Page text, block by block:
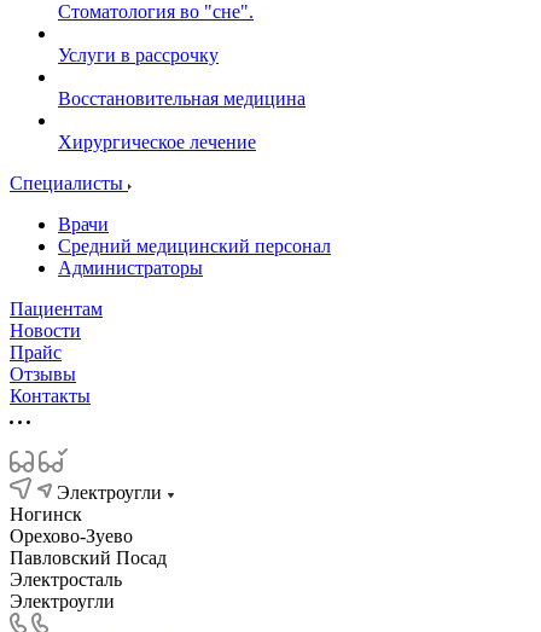
Стоматология во "сне".
Услуги в рассрочку
Восстановительная медицина
Хирургическое лечение
Специалисты
Врачи
Средний медицинский персонал
Администраторы
Пациентам
Новости
Прайс
Отзывы
Контакты
Электроугли
Ногинск
Орехово-Зуево
Павловский Посад
Электросталь
Электроугли